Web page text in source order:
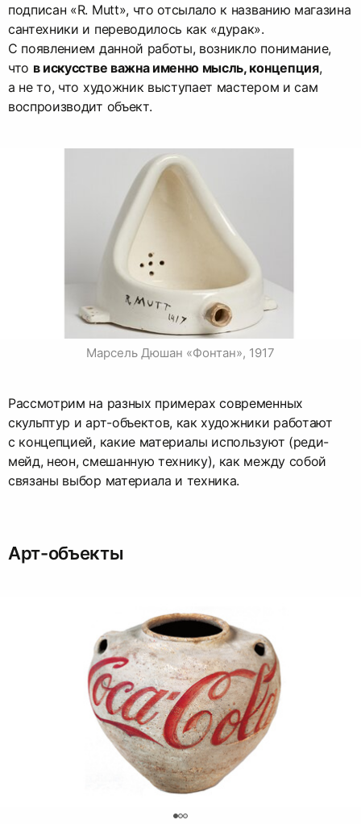
подписан «R. Mutt», что отсылало к названию магазина
сантехники и переводилось как «дурак».
С появлением данной работы, возникло понимание,
что в искусстве важна именно мысль, концепция,
а не то, что художник выступает мастером и сам
воспроизводит объект.
Марсель Дюшан «Фонтан», 1917
Рассмотрим на разных примерах современных
скульптур и арт-объектов, как художники работают
с концепцией, какие материалы используют (реди-
мейд, неон, смешанную технику), как между собой
связаны выбор материала и техника.
Арт-объекты